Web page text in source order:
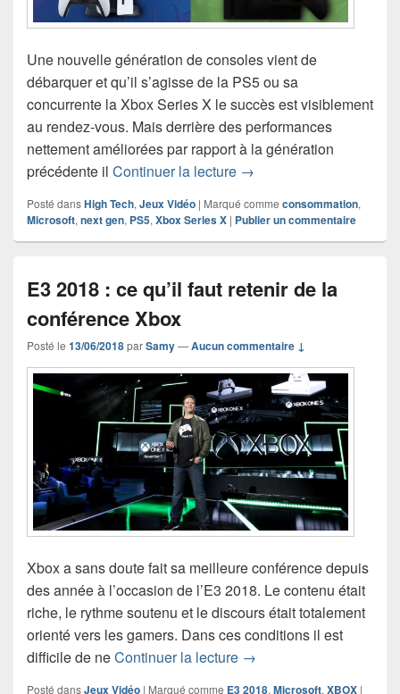
Une nouvelle génération de consoles vient de
débarquer et qu’il s’agisse de la PS5 ou sa
concurrente la Xbox Series X le succès est visiblement
au rendez-vous. Mais derrière des performances
nettement améliorées par rapport à la génération
précédente il Continuer la lecture Le point sur la
→
Posté dansHigh Tech, Jeux Vidéo | Marqué comme consommation,
Microsoft, next gen, PS5, Xbox Series X | Publier un commentaire
E3 2018 : ce qu’il faut retenir de la
conférence Xbox
Posté le 13/06/2018parSamy—Aucun commentaire ↓
Xbox a sans doute fait sa meilleure conférence depuis
des année à l’occasion de l’E3 2018. Le contenu était
riche, le rythme soutenu et le discours était totalement
orienté vers les gamers. Dans ces conditions il est
difficile de neContinuer la lecture E3 2018 : ce qu’il faut
→
Posté dansJeux Vidéo | Marqué comme E3 2018, Microsoft, XBOX |